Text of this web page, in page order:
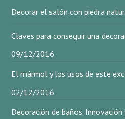
Decorar el salón con piedra
Claves para conseguir una
09/12/2016
El mármol y los usos de este
02/12/2016
Decoración de baños. Innovación